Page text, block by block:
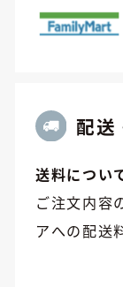
配送
送料につい
ご注文内容
アへの配送